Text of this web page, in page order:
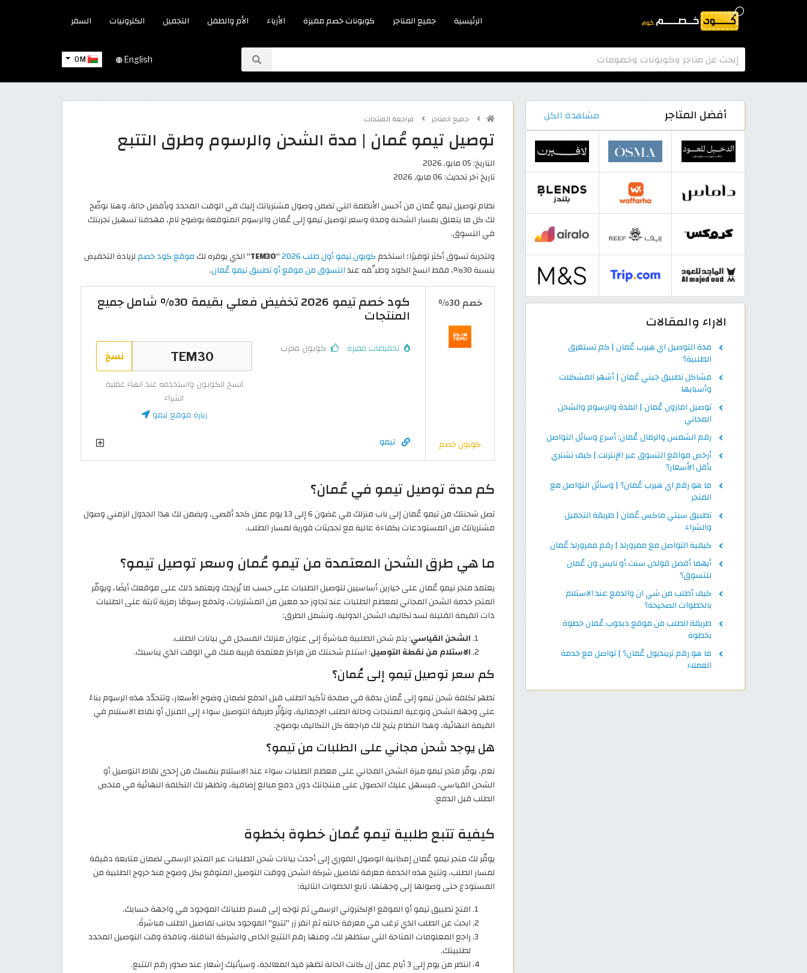
الرئيسية جميع المتاجر كوبونات خصم مميزة الأزياء الأم والطفل التجميل الكترونيات السفر
OM English
جميع المتاجر مراجعة المنتجات
توصيل تيمو عُمان | مدة الشحن والرسوم وطرق التتبع
التاريخ:05 مايو, 2026
تاريخ آخر تحديث:06 مايو, 2026
نظام توصيل تيمو عُمان من أحسن الأنظمة التي تضمن وصول مشترياتك إليك في الوقت المحدد وبأفضل حالة، وهنا نوضّح
لك كل ما يتعلق بمسار الشحنة ومدة وسعر توصيل تيمو إلى عُمان والرسوم المتوقعة بوضوح تام، فهدفنا تسهيل تجربتك
في التسوق.
ولتجربة تسوق أكثر توفيرًا؛ استخدمكوبون تيمو أول طلب 2026 "
TEM30" الذي يوفره لكموقع كود خصملزيادة التخفيض
بنسبة 30%، فقط انسخ الكود وطبِّقه عند
التسوق من موقع أو تطبيق تيمو عُمان.
خصم 30%
كوبون خصم
كود خصم تيمو 2026 تخفيض فعلي بقيمة 30% شامل جميع
المنتجات
تخفيضات مميزة كوبون مجرب نسخ
انسخ الكوبون واستخدمه عند انهاء عملية
الشراء
زيارة موقع تيمو
تيمو
كم مدة توصيل تيمو في عُمان؟
تصل شحنتك من تيمو عُمان إلى باب منزلك في غضون 6 إلى 13 يوم عمل كحد أقصى، ويضمن لك هذا الجدول الزمني وصول
مشترياتك من المستودعات بكفاءة عالية مع تحديثات فورية لمسار الطلب.
ما هي طرق الشحن المعتمدة من تيمو عُمان وسعر توصيل تيمو؟
يعتمد متجر تيمو عُمان على خيارين أساسيين لتوصيل الطلبات على حسب ما يُريحك ويعتمد ذلك على موقعك أيضًا، ويوفّر
المتجر خدمة الشحن المجاني لمعظم الطلبات عند تجاوز حد معين من المشتريات، وتدفع رسومًا رمزية ثابتة على الطلبات
ذات القيمة القليلة لسد تكاليف الشحن الدولية، وتشمل الطرق:
الشحن القياسي: يتم شحن الطلبية مباشرةً إلى عنوان منزلك المسجل في بيانات الطلب.
الاستلام من نقطة التوصيل: استلم شحنتك من مراكز معتمدة قريبة منك في الوقت الذي يناسبك.
كم سعر توصيل تيمو إلى عُمان؟
تظهر تكلفة شحن تيمو إلى عُمان بدقة في صفحة تأكيد الطلب قبل الدفع لضمان وضوح الأسعار، وتتحدّد هذه الرسوم بناءً
على وجهة الشحن ونوعية المنتجات وحالة الطلب الإجمالية، وتؤثّر طريقة التوصيل سواء إلى المنزل أو نقاط الاستلام في
القيمة النهائية، وهذا النظام يتيح لك مراجعة كل التكاليف بوضوح.
هل يوجد شحن مجاني على الطلبات من تيمو؟
نعم، يوفّر متجر تيمو ميزة الشحن المجاني على معظم الطلبات سواء عند الاستلام بنفسك من إحدى نقاط التوصيل أو
الشحن القياسي، فيسهل عليك الحصول على منتجاتك دون دفع مبالغ إضافية، وتظهر لك التكلفة النهائية في ملخص
الطلب قبل الدفع.
كيفية تتبع طلبية تيمو عُمان خطوة بخطوة
يوفّر لك متجر تيمو عُمان إمكانية الوصول الفوري إلى أحدث بيانات شحن الطلبات عبر المتجر الرسمي لضمان متابعة دقيقة
لمسار الطلب، وتتيح هذه الخدمة معرفة تفاصيل شركة الشحن ووقت التوصيل المتوقع بكل وضوح منذ خروج الطلبية من
المستودع حتى وصولها إلى وجهتها، تابع الخطوات التالية:
افتح تطبيق تيمو أو الموقع الإلكتروني الرسمي ثم توجه إلى قسم طلباتك الموجود في واجهة حسابك.
ابحث عن الطلب الذي ترغب في معرفة حالته ثم انقر زر "تتبع" الموجود بجانب تفاصيل الطلب مباشرةً.
راجع المعلومات المتاحة التي ستظهر لك، ومنها رقم التتبع الخاص والشركة الناقلة، ونافذة وقت التوصيل المحدد
لطلبيتك.
انتظر من يوم إلى 3 أيام عمل إن كانت الحالة تظهر قيد المعالجة، وسيأتيك إشعار عند صدور رقم التتبع.
أفضل المتاجر مشاهدة الكل
الاراء والمقالات
مدة التوصيل اي هيرب عُمان | كم تستغرق
الطلبية؟
مشاكل تطبيق جيني عُمان | أشهر المشكلات
وأسبابها
توصيل امازون عُمان | المدة والرسوم والشحن
المجاني
رقم الشمس والرمال عُمان: أسرع وسائل التواصل
أرخص مواقع التسوق عبر الإنترنت | كيف تشتري
بأقل الأسعار؟
ما هو رقم اي هيرب عُمان؟ | وسائل التواصل مع
المتجر
تطبيق سيتي ماكس عُمان | طريقة التحميل
والشراء
كيفية التواصل مع ممزورلد | رقم ممزورلد عُمان
أيهما أفضل قولدن سنت أو نايس ون عُمان
للتسوق؟
كيف أطلب من شي ان والدفع عند الاستلام
بالخطوات الصحيحة؟
طريقة الطلب من موقع دبدوب عُمان خطوة
بخطوة
ما هو رقم ترينديول عُمان؟ | تواصل مع خدمة
العملاء